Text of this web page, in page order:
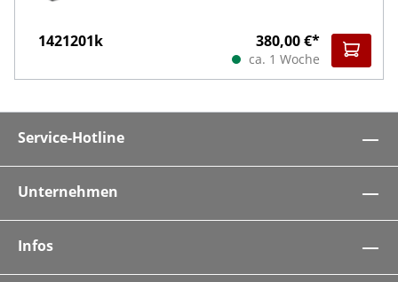
1421201k 380,00 €*
ca. 1 Woche
Service-Hotline
Unternehmen
Infos